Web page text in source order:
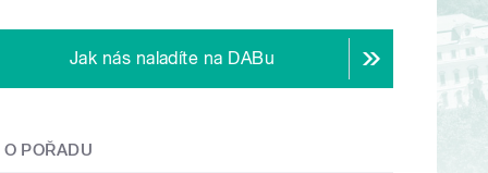
Jak nás naladíte na DABu
O POŘADU